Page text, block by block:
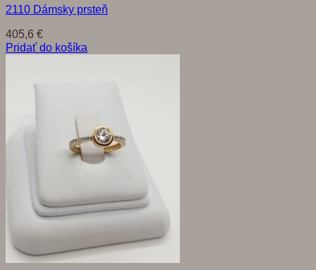
2110 Dámsky prsteň
405,6 €
Pridať do košíka